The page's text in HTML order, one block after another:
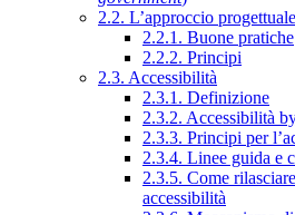
2.2. L’approccio progettuale
2.2.1. Buone pratiche
2.2.2. Principi
2.3. Accessibilità
2.3.1. Definizione
2.3.2. Accessibilità
2.3.3. Principi per
2.3.4. Linee guida e
2.3.5. Come
accessibilità